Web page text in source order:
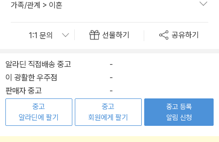
가족/관계 > 이혼
선물하기 공유하기
알라딘 직접배송 중고
-
이 광활한 우주점
-
판매자 중고
-
중고
알라딘에 팔기
중고
회원에게 팔기
중고 등록
알림 신청